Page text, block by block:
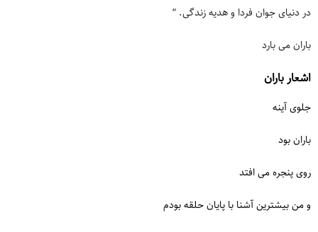
در دنیای جوان فردا و هدیه زندگی. “
باران می بارد
اشعار باران
جلوی آینه
باران بود
روی پنجره می افتد
و من بیشترین آشنا با پایان حلقه بودم